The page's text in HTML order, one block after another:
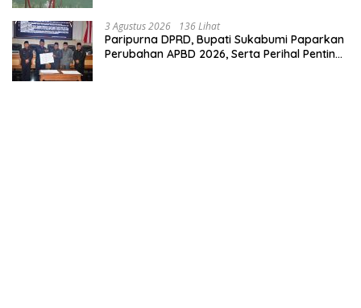
3 Agustus 2026 136 Lihat
Paripurna DPRD, Bupati Sukabumi Paparkan
Perubahan APBD 2026, Serta Perihal Penting